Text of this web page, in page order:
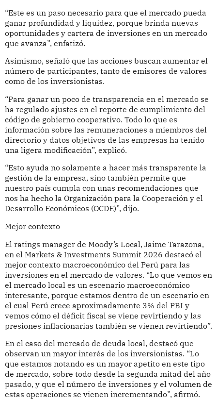
“Este es un paso necesario para que el mercado pueda
ganar profundidad y liquidez, porque brinda nuevas
oportunidades y cartera de inversiones en un mercado
que avanza”, enfatizó.
Asimismo, señaló que las acciones buscan aumentar el
número de participantes, tanto de emisores de valores
como de los inversionistas.
“Para ganar un poco de transparencia en el mercado se
ha regulado ajustes en el reporte de cumplimiento del
código de gobierno cooperativo. Todo lo que es
información sobre las remuneraciones a miembros del
directorio y datos objetivos de las empresas ha tenido
una ligera modificación”, explicó.
“Esto ayuda no solamente a hacer más transparente la
gestión de la empresa, sino también permite que
nuestro país cumpla con unas recomendaciones que
nos ha hecho la Organización para la Cooperación y el
Desarrollo Económicos (OCDE)”, dijo.
Mejor contexto
El ratings manager de Moody’s Local, Jaime Tarazona,
en el Markets & Investments Summit 2026 destacó el
mejor contexto macroeconómico del Perú para las
inversiones en el mercado de valores. “Lo que vemos en
el mercado local es un escenario macroeconómico
interesante, porque estamos dentro de un escenario en
el cual Perú crece aproximadamente 3% del PBI y
vemos cómo el déficit fiscal se viene revirtiendo y las
presiones inflacionarias también se vienen revirtiendo”.
En el caso del mercado de deuda local, destacó que
observan un mayor interés de los inversionistas. “Lo
que estamos notando es un mayor apetito en este tipo
de mercado, sobre todo desde la segunda mitad del año
pasado, y que el número de inversiones y el volumen de
estas operaciones se vienen incrementando”, afirmó.